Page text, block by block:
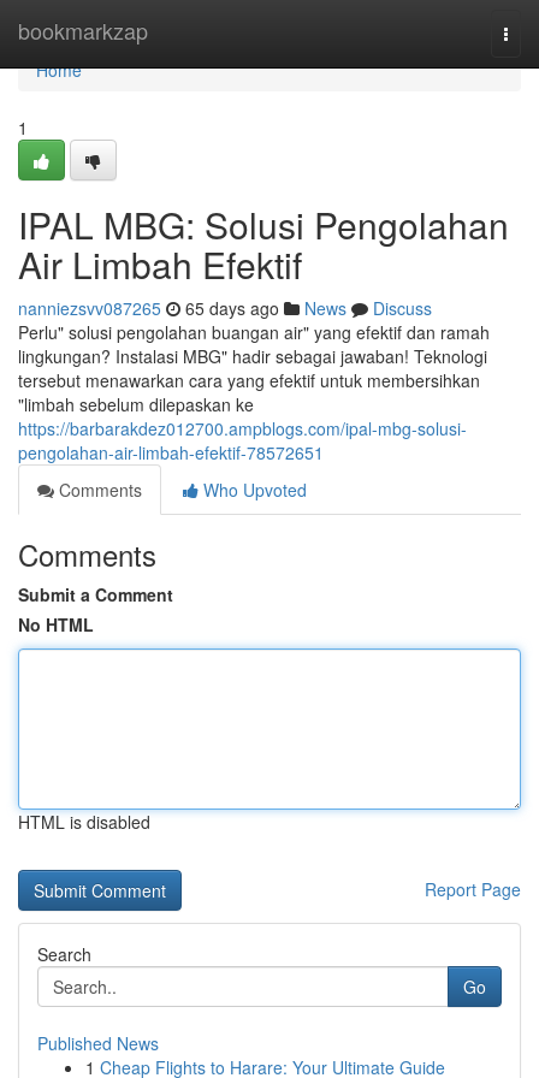
bookmarkzap
Home
Home
1
IPAL MBG: Solusi Pengolahan
Air Limbah Efektif
nanniezsvv087265 65 days ago News
Discuss
Perlu" solusi pengolahan buangan air" yang efektif dan ramah
lingkungan? Instalasi MBG" hadir sebagai jawaban! Teknologi
tersebut menawarkan cara yang efektif untuk membersihkan
"limbah sebelum dilepaskan ke
https://barbarakdez012700.ampblogs.com/ipal-mbg-solusi-
pengolahan-air-limbah-efektif-78572651
Comments
Who Upvoted
Comments
Submit a Comment
No HTML
HTML is disabled
Report Page
Search
Go
Published News
1 Cheap Flights to Harare: Your Ultimate Guide